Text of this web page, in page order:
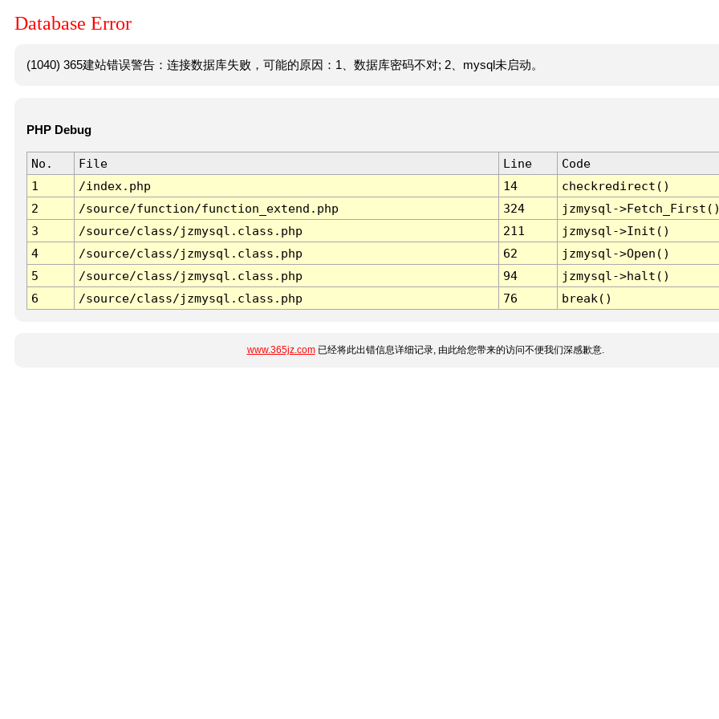
Database Error
(1040) 365建站错误警告：连接数据库失败，可能的原因：1、数据库密码不对; 2、mysql未启动。
PHP Debug
No. File Line
Code
1
/index.php 14
checkredirect()
2
/source/function/function_extend.php 324
jzmysql-
3
/source/class/jzmysql.class.php 211
jzmysql->Init()
4
/source/class/jzmysql.class.php 62
jzmysql->Open()
5
/source/class/jzmysql.class.php 94
jzmysql->halt()
6
/source/class/jzmysql.class.php 76 break()
www.365jz.com已经将此出错信息详细记录, 由此给您带来的访问不便我们深感歉意.